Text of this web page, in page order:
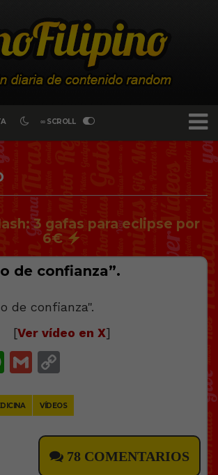
∞ SCROLL
3 gafas para eclipse por
6€
de confianza”.
[Ver vídeo en X]
WhatsApp
Gmail
VÍDEOS
78 COMENTARIOS